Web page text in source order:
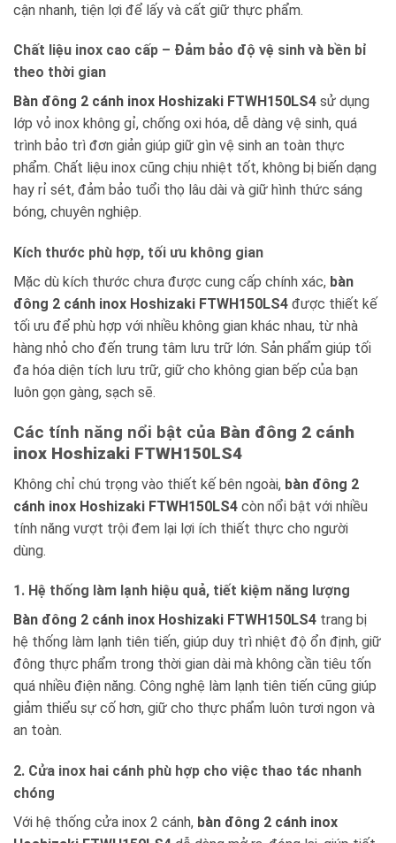
cận nhanh, tiện lợi để lấy và cất giữ thực phẩm.
Chất liệu inox cao cấp – Đảm bảo độ vệ sinh và bền bỉ
theo thời gian
Bàn đông 2 cánh inox Hoshizaki FTWH150LS4 sử dụng
lớp vỏ inox không gỉ, chống oxi hóa, dễ dàng vệ sinh, quá
trình bảo trì đơn giản giúp giữ gìn vệ sinh an toàn thực
phẩm. Chất liệu inox cũng chịu nhiệt tốt, không bị biến dạng
hay rỉ sét, đảm bảo tuổi thọ lâu dài và giữ hình thức sáng
bóng, chuyên nghiệp.
Kích thước phù hợp, tối ưu không gian
Mặc dù kích thước chưa được cung cấp chính xác, bàn
đông 2 cánh inox Hoshizaki FTWH150LS4 được thiết kế
tối ưu để phù hợp với nhiều không gian khác nhau, từ nhà
hàng nhỏ cho đến trung tâm lưu trữ lớn. Sản phẩm giúp tối
đa hóa diện tích lưu trữ, giữ cho không gian bếp của bạn
luôn gọn gàng, sạch sẽ.
Các tính năng nổi bật của Bàn đông 2 cánh
inox Hoshizaki FTWH150LS4
Không chỉ chú trọng vào thiết kế bên ngoài, bàn đông 2
cánh inox Hoshizaki FTWH150LS4 còn nổi bật với nhiều
tính năng vượt trội đem lại lợi ích thiết thực cho người
dùng.
1. Hệ thống làm lạnh hiệu quả, tiết kiệm năng lượng
Bàn đông 2 cánh inox Hoshizaki FTWH150LS4 trang bị
hệ thống làm lạnh tiên tiến, giúp duy trì nhiệt độ ổn định, giữ
đông thực phẩm trong thời gian dài mà không cần tiêu tốn
quá nhiều điện năng. Công nghệ làm lạnh tiên tiến cũng giúp
giảm thiểu sự cố hơn, giữ cho thực phẩm luôn tươi ngon và
an toàn.
2. Cửa inox hai cánh phù hợp cho việc thao tác nhanh
chóng
Với hệ thống cửa inox 2 cánh, bàn đông 2 cánh inox